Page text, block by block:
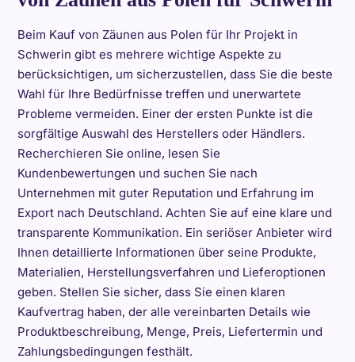
Beim Kauf von Zäunen aus Polen für Ihr Projekt in
Schwerin gibt es mehrere wichtige Aspekte zu
berücksichtigen, um sicherzustellen, dass Sie die beste
Wahl für Ihre Bedürfnisse treffen und unerwartete
Probleme vermeiden. Einer der ersten Punkte ist die
sorgfältige Auswahl des Herstellers oder Händlers.
Recherchieren Sie online, lesen Sie
Kundenbewertungen und suchen Sie nach
Unternehmen mit guter Reputation und Erfahrung im
Export nach Deutschland. Achten Sie auf eine klare und
transparente Kommunikation. Ein seriöser Anbieter wird
Ihnen detaillierte Informationen über seine Produkte,
Materialien, Herstellungsverfahren und Lieferoptionen
geben. Stellen Sie sicher, dass Sie einen klaren
Kaufvertrag haben, der alle vereinbarten Details wie
Produktbeschreibung, Menge, Preis, Liefertermin und
Zahlungsbedingungen festhält.